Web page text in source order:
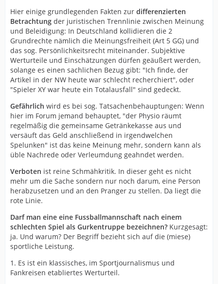
Hier einige grundlegenden Fakten zur differenzierten
Betrachtung der juristischen Trennlinie zwischen Meinung
und Beleidigung: In Deutschland kollidieren die 2
Grundrechte nämlich die Meinungsfreiheit (Art 5 GG) und
das sog. Persönlichkeitsrecht miteinander. Subjektive
Werturteile und Einschätzungen dürfen geäußert werden,
solange es einen sachlichen Bezug gibt: "Ich finde, der
Artikel in der NW heute war schlecht recherchiert", oder
"Spieler XY war heute ein Totalausfall" sind gedeckt.
Gefährlich wird es bei sog. Tatsachenbehauptungen: Wenn
hier im Forum jemand behauptet, "der Physio räumt
regelmäßig die gemeinsame Getränkekasse aus und
versäuft das Geld anschließend in irgendwelchen
Spelunken" ist das keine Meinung mehr, sondern kann als
üble Nachrede oder Verleumdung geahndet werden.
Verboten ist reine Schmähkritik. In dieser geht es nicht
mehr um die Sache sondern nur noch darum, eine Person
herabzusetzen und an den Pranger zu stellen. Da liegt die
rote Linie.
Darf man eine eine Fussballmannschaft nach einem
schlechten Spiel als Gurkentruppe bezeichnen? Kurzgesagt:
ja. Und warum? Der Begriff bezieht sich auf die (miese)
sportliche Leistung.
1. Es ist ein klassisches, im Sportjournalismus und
Fankreisen etabliertes Werturteil.